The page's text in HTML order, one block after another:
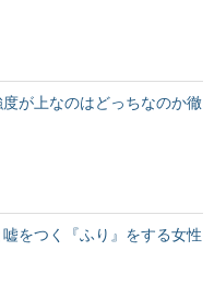
が上なのはどっちなのか徹
をつく『ふり』をする女性